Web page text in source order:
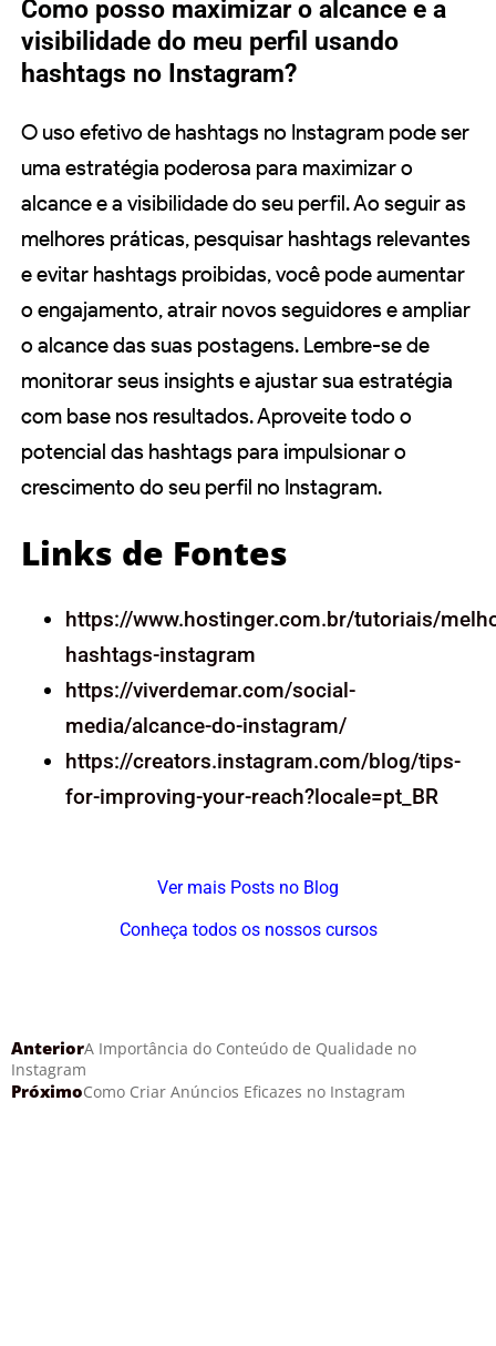
Como posso maximizar o alcance e a
visibilidade do meu perfil usando
hashtags no Instagram?
O uso efetivo de hashtags no Instagram pode ser
uma estratégia poderosa para maximizar o
alcance e a visibilidade do seu perfil. Ao seguir as
melhores práticas, pesquisar hashtags relevantes
e evitar hashtags proibidas, você pode aumentar
o engajamento, atrair novos seguidores e ampliar
o alcance das suas postagens. Lembre-se de
monitorar seus insights e ajustar sua estratégia
com base nos resultados. Aproveite todo o
potencial das hashtags para impulsionar o
crescimento do seu perfil no Instagram.
Links de Fontes
https://www.hostinger.com.br/tutoriais/
hashtags-instagram
https://viverdemar.com/social-
media/alcance-do-instagram/
https://creators.instagram.com/blog/tips-
for-improving-your-reach?locale=pt_BR
Ver mais Posts no Blog
Conheça todos os nossos cursos
AnteriorA Importância do Conteúdo de Qualidade no
Instagram
PróximoComo Criar Anúncios Eficazes no Instagram